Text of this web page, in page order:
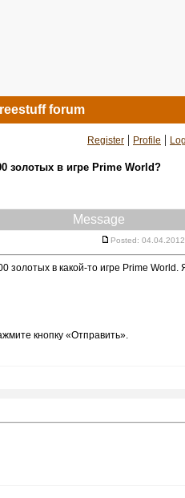
forum
Register | Profile |
золотых в игре Prime World?
Message
Posted:
золотых в какой-то игре Prime
кнопку «Отправить».